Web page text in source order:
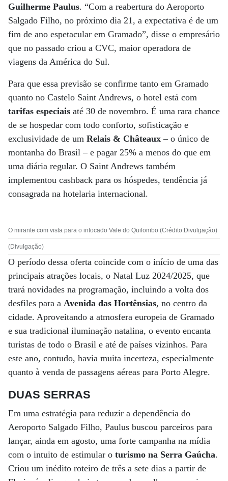
Guilherme Paulus. “Com a reabertura do Aeroporto
Salgado Filho, no próximo dia 21, a expectativa é de um
fim de ano espetacular em Gramado”, disse o empresário
que no passado criou a CVC, maior operadora de
viagens da América do Sul.
Para que essa previsão se confirme tanto em Gramado
quanto no Castelo Saint Andrews, o hotel está com
tarifas especiais até 30 de novembro. É uma rara chance
de se hospedar com todo conforto, sofisticação e
exclusividade de um Relais & Châteaux – o único de
montanha do Brasil – e pagar 25% a menos do que em
uma diária regular. O Saint Andrews também
implementou cashback para os hóspedes, tendência já
consagrada na hotelaria internacional.
O mirante com vista para o intocado Vale do Quilombo (Crédito:Divulgação)
(Divulgação)
O período dessa oferta coincide com o início de uma das
principais atrações locais, o Natal Luz 2024/2025, que
trará novidades na programação, incluindo a volta dos
desfiles para a Avenida das Hortênsias, no centro da
cidade. Aproveitando a atmosfera europeia de Gramado
e sua tradicional iluminação natalina, o evento encanta
turistas de todo o Brasil e até de países vizinhos. Para
este ano, contudo, havia muita incerteza, especialmente
quanto à venda de passagens aéreas para Porto Alegre.
DUAS SERRAS
Em uma estratégia para reduzir a dependência do
Aeroporto Salgado Filho, Paulus buscou parceiros para
lançar, ainda em agosto, uma forte campanha na mídia
com o intuito de estimular o turismo na Serra Gaúcha.
Criou um inédito roteiro de três a sete dias a partir de